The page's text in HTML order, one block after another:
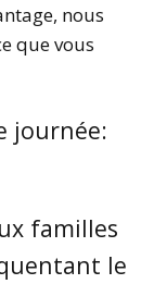
nous
que vous
journée:
familles
le